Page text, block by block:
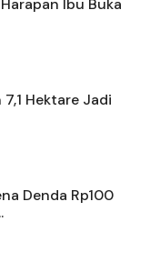
Ibu Buka
Hektare Jadi
Denda Rp100